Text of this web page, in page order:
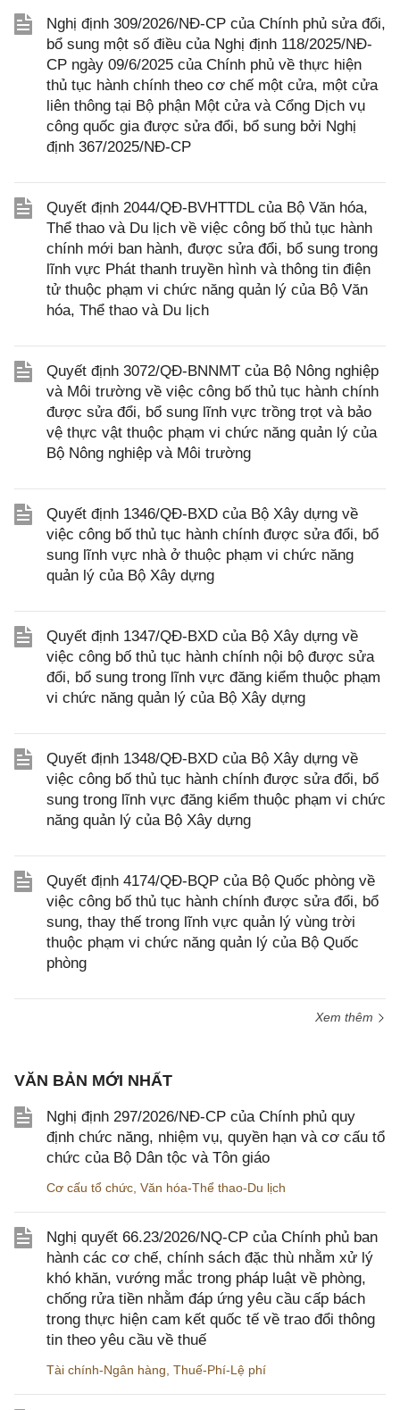
Nghị định 309/2026/NĐ-CP của Chính phủ sửa đổi,
bổ sung một số điều của Nghị định 118/2025/NĐ-
CP ngày 09/6/2025 của Chính phủ về thực hiện
thủ tục hành chính theo cơ chế một cửa, một cửa
liên thông tại Bộ phận Một cửa và Cổng Dịch vụ
công quốc gia được sửa đổi, bổ sung bởi Nghị
định 367/2025/NĐ-CP
Quyết định 2044/QĐ-BVHTTDL của Bộ Văn hóa,
Thể thao và Du lịch về việc công bố thủ tục hành
chính mới ban hành, được sửa đổi, bổ sung trong
lĩnh vực Phát thanh truyền hình và thông tin điện
tử thuộc phạm vi chức năng quản lý của Bộ Văn
hóa, Thể thao và Du lịch
Quyết định 3072/QĐ-BNNMT của Bộ Nông nghiệp
và Môi trường về việc công bố thủ tục hành chính
được sửa đổi, bổ sung lĩnh vực trồng trọt và bảo
vệ thực vật thuộc phạm vi chức năng quản lý của
Bộ Nông nghiệp và Môi trường
Quyết định 1346/QĐ-BXD của Bộ Xây dựng về
việc công bố thủ tục hành chính được sửa đổi, bổ
sung lĩnh vực nhà ở thuộc phạm vi chức năng
quản lý của Bộ Xây dựng
Quyết định 1347/QĐ-BXD của Bộ Xây dựng về
việc công bố thủ tục hành chính nội bộ được sửa
đổi, bổ sung trong lĩnh vực đăng kiểm thuộc phạm
vi chức năng quản lý của Bộ Xây dựng
Quyết định 1348/QĐ-BXD của Bộ Xây dựng về
việc công bố thủ tục hành chính được sửa đổi, bổ
sung trong lĩnh vực đăng kiểm thuộc phạm vi chức
năng quản lý của Bộ Xây dựng
Quyết định 4174/QĐ-BQP của Bộ Quốc phòng về
việc công bố thủ tục hành chính được sửa đổi, bổ
sung, thay thế trong lĩnh vực quản lý vùng trời
thuộc phạm vi chức năng quản lý của Bộ Quốc
phòng
Xem thêm
VĂN BẢN MỚI NHẤT
Nghị định 297/2026/NĐ-CP của Chính phủ quy
định chức năng, nhiệm vụ, quyền hạn và cơ cấu tổ
chức của Bộ Dân tộc và Tôn giáo
Cơ cấu tổ chức Văn hóa-Thể thao-Du lịch
Nghị quyết 66.23/2026/NQ-CP của Chính phủ ban
hành các cơ chế, chính sách đặc thù nhằm xử lý
khó khăn, vướng mắc trong pháp luật về phòng,
chống rửa tiền nhằm đáp ứng yêu cầu cấp bách
trong thực hiện cam kết quốc tế về trao đổi thông
tin theo yêu cầu về thuế
Tài chính-Ngân hàng Thuế-Phí-Lệ phí